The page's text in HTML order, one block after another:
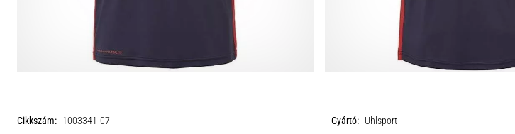
Cikkszám: 1003341-07 Gyártó: Uhlsport